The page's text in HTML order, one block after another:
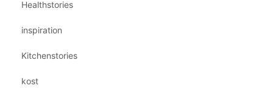
Healthstories
inspiration
Kitchenstories
kost